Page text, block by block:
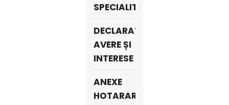
SPECIALITATE
DECLARATII
AVERE ȘI
INTERESE
ANEXE
HOTARARI